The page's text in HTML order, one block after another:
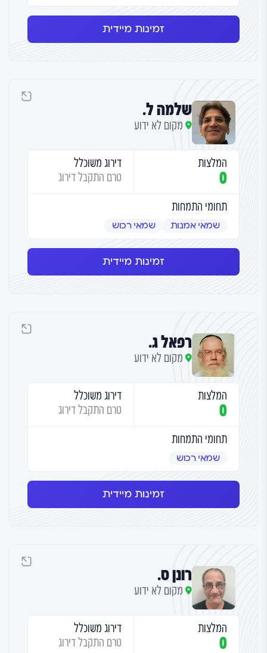
זמינות מיידית
שלמה ל.
מקום לא ידוע
המלצות
0
דירוג משוכלל
טרם התקבל דירוג
תחומי התמחות
שמאי אמנות שמאי רכוש
זמינות מיידית
רפאל ג.
מקום לא ידוע
המלצות
0
דירוג משוכלל
טרם התקבל דירוג
תחומי התמחות
שמאי רכוש
זמינות מיידית
רונן ס.
מקום לא ידוע
המלצות
0
דירוג משוכלל
טרם התקבל דירוג